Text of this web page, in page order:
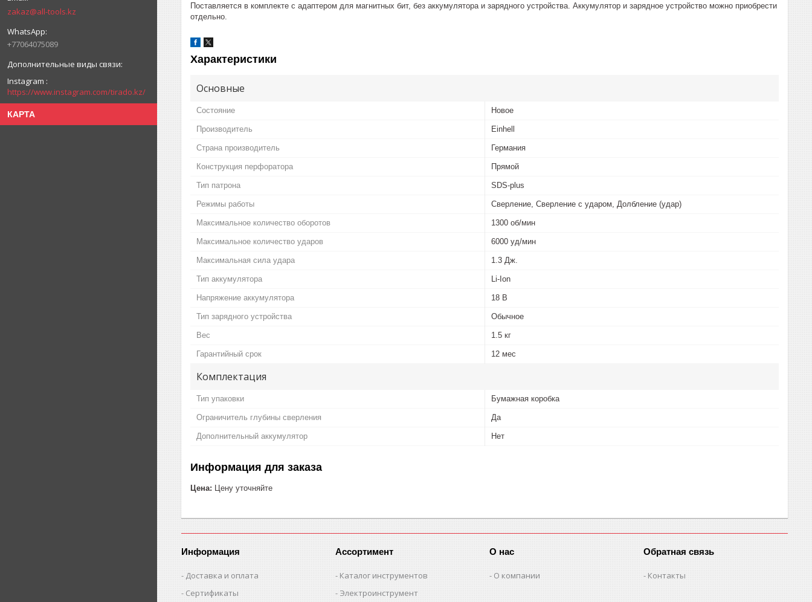
zakaz@all-tools.kz
+77064075089
Instagram
https://www.instagram.com/tirado.kz/
КАРТА
Поставляется в комплекте с адаптером для магнитных бит, без аккумулятора и зарядного устройства. Аккумулятор и зарядное устройство можно приобрести
отдельно.
Характеристики
Основные
Состояние Новое
Производитель Einhell
Страна производитель Германия
Конструкция перфоратора Прямой
Тип патрона SDS-plus
Режимы работы Сверление, Сверление с ударом, Долбление (удар)
Максимальное количество оборотов 1300 об/мин
Максимальное количество ударов 6000 уд/мин
Максимальная сила удара 1.3 Дж.
Тип аккумулятора Li-Ion
Напряжение аккумулятора 18 В
Тип зарядного устройства Обычное
Вес 1.5 кг
Гарантийный срок 12 мес
Комплектация
Тип упаковки Бумажная коробка
Ограничитель глубины сверления Да
Дополнительный аккумулятор Нет
Информация для заказа
Цена: Цену уточняйте
Информация
Доставка и оплата
Сертификаты
Ассортимент
Каталог инструментов
Электроинструмент
О нас
О компании
Обратная связь
Контакты